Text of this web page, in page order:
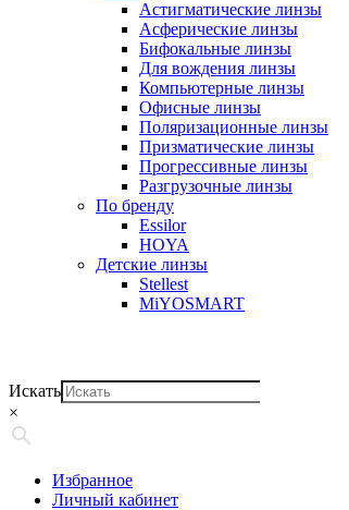
Астигматические линзы
Асферические линзы
Бифокальные линзы
Для вождения линзы
Компьютерные линзы
Офисные линзы
Поляризационные линзы
Призматические линзы
Прогрессивные линзы
Разгрузочные линзы
По бренду
Essilor
HOYA
Детские линзы
Stellest
MiYOSMART
Искать
×
Избранное
Личный кабинет